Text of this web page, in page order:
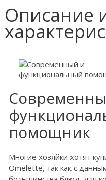
Описание
помощник
Многие хозяйки хотят
Omelette, так как с